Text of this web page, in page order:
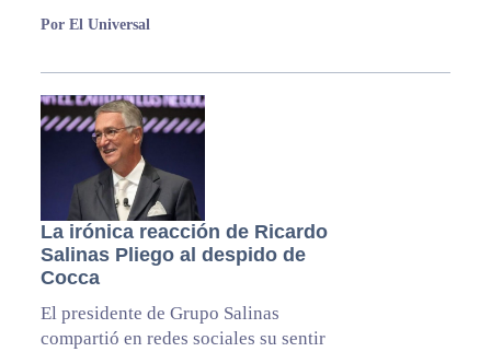
Por El Universal
La irónica reacción de Ricardo
Salinas Pliego al despido de
Cocca
El presidente de Grupo Salinas
compartió en redes sociales su sentir